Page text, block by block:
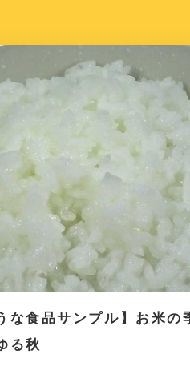
な食品サンプル】お米の
る秋